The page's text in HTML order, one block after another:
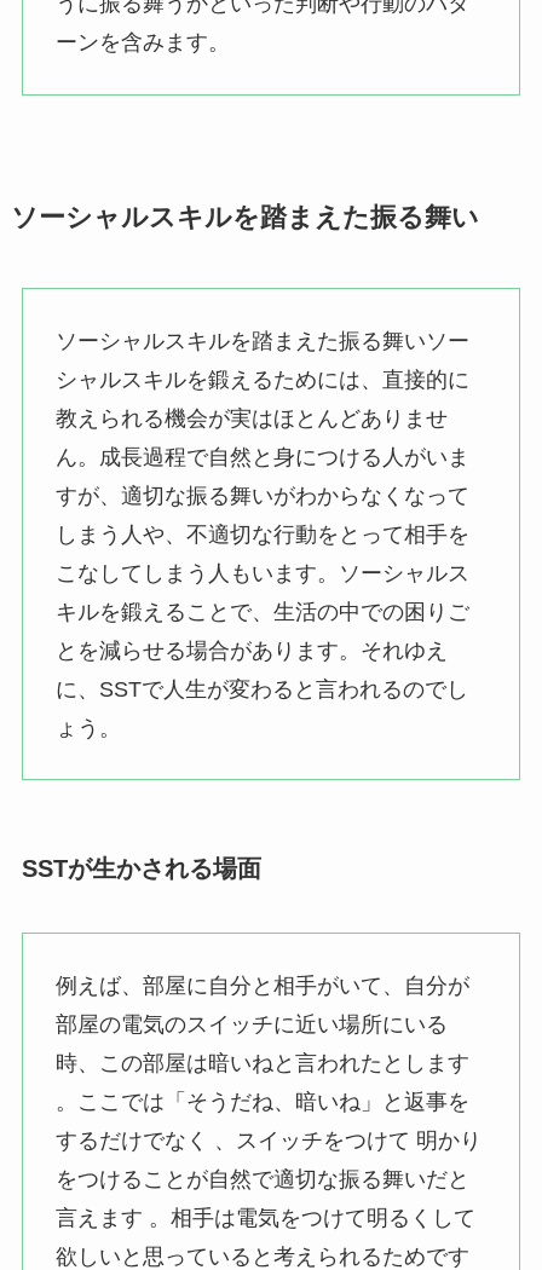
ーンを含みます。
ソーシャルスキルを踏まえた振る舞い
ソーシャルスキルを踏まえた振る舞いソー
シャルスキルを鍛えるためには、直接的に
教えられる機会が実はほとんどありませ
ん。成長過程で自然と身につける人がいま
すが、適切な振る舞いがわからなくなって
しまう人や、不適切な行動をとって相手を
こなしてしまう人もいます。ソーシャルス
キルを鍛えることで、生活の中での困りご
とを減らせる場合があります。それゆえ
に、SSTで人生が変わると言われるのでし
ょう。
SSTが生かされる場面
例えば、部屋に自分と相手がいて、自分が
部屋の電気のスイッチに近い場所にいる
時、この部屋は暗いねと言われたとします
。ここでは「そうだね、暗いね」と返事を
するだけでなく 、スイッチをつけて 明かり
をつけることが自然で適切な振る舞いだと
言えます 。相手は電気をつけて明るくして
欲しいと思っていると考えられるためです